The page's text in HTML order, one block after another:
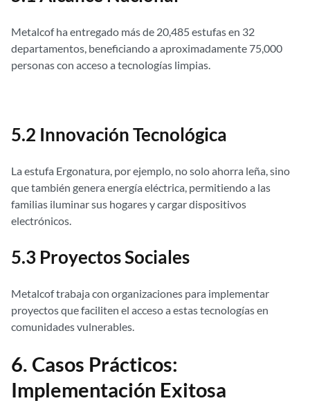
Metalcof ha entregado más de 20,485 estufas en 32
departamentos, beneficiando a aproximadamente 75,000
personas con acceso a tecnologías limpias.
5.2 Innovación Tecnológica
La estufa Ergonatura, por ejemplo, no solo ahorra leña, sino
que también genera energía eléctrica, permitiendo a las
familias iluminar sus hogares y cargar dispositivos
electrónicos.
5.3 Proyectos Sociales
Metalcof trabaja con organizaciones para implementar
proyectos que faciliten el acceso a estas tecnologías en
comunidades vulnerables.
6. Casos Prácticos:
Implementación Exitosa